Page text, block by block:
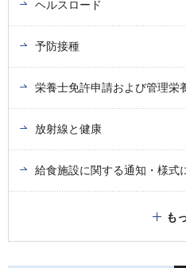
ヘルスロード
予防接種
栄養士免許申請および管理栄
放射線と健康
給食施設に関する通知・様式
も